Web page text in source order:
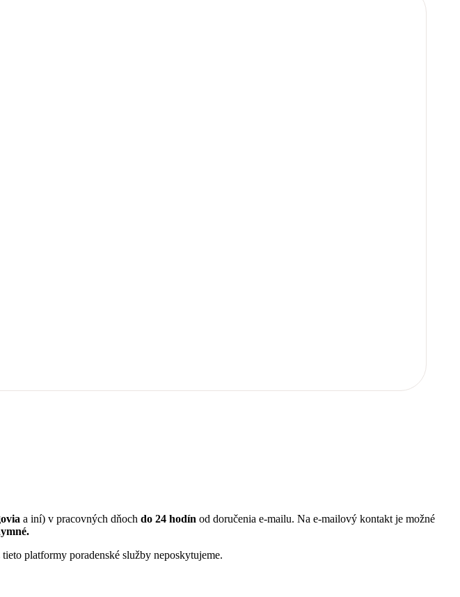
a iní) v pracovných dňoch do 24 hodín od doručenia e-mailu. Na e-mailový kontakt je možné
platformy poradenské služby neposkytujeme.